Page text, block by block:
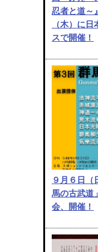
忍者と道～
（木）に
スで開催！
９月６日（
馬の古武道
会、開催！